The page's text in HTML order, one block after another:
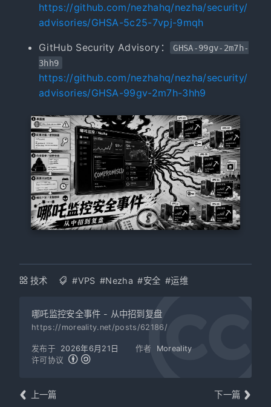
https://github.com/nezhahq/nezha/security/
advisories/GHSA-5c25-7vpj-9mqh
GitHub Security Advisory：
GHSA-99gv-2m7h-
3hh9
https://github.com/nezhahq/nezha/security/
advisories/GHSA-99gv-2m7h-3hh9
技术 #VPS #Nezha #安全 #运维
哪吒监控安全事件 - 从中招到复盘
https://moreality.net/posts/62186/
作者 Moreality
发布于
2026年6月21日
许可协议
上一篇 下一篇